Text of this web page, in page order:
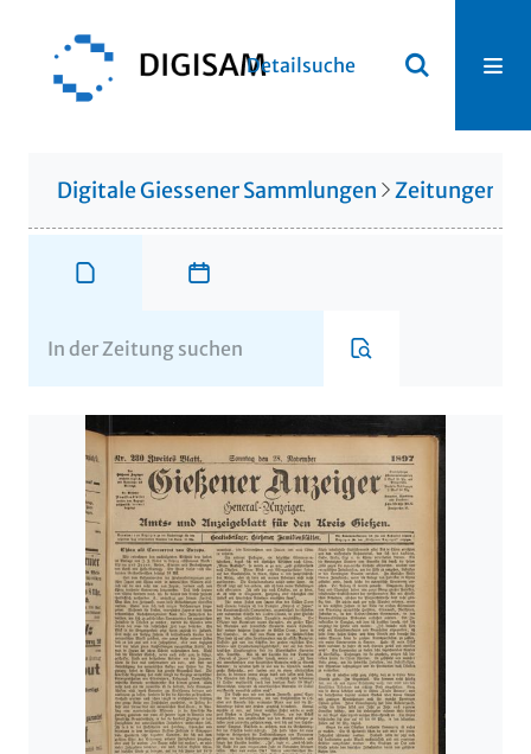
Detailsuche
Digitale Giessener Sammlungen Zeitungen